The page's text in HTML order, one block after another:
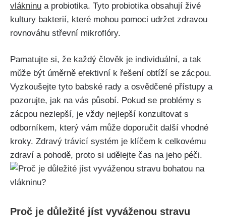
vlákninu a probiotika. ​Tyto probiotika obsahují živé
kultury bakterií,​ které mohou pomoci udržet ‌zdravou​
rovnováhu ​střevní mikroflóry.
Pamatujte si, že každý člověk je individuální, a tak
může být úměrně efektivní‌ k řešení obtíží se zácpou.
Vyzkoušejte tyto babské rady a‌ osvědčené přístupy ​a
pozorujte, jak na ⁤vás působí. Pokud se problémy​ s
zácpou nezlepší, je vždy nejlepší konzultovat ‌s‌
odborníkem, který vám ⁢může doporučit další ‌vhodné
kroky. Zdravý trávicí ​systém je klíčem k celkovému⁤
zdraví ⁣a pohodě, proto si udělejte čas na jeho péči.
Proč je důležité jíst vyváženou stravu